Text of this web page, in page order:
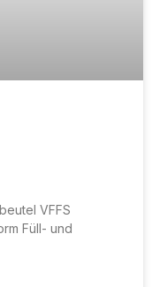
VFFS
Füll- und